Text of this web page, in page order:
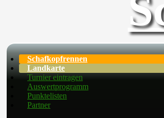
Schafkopfrennen
Landkarte
Turnier eintragen
Auswertprogramm
Punktelisten
Partner